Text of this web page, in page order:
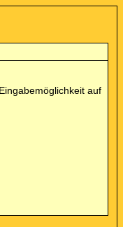
auf